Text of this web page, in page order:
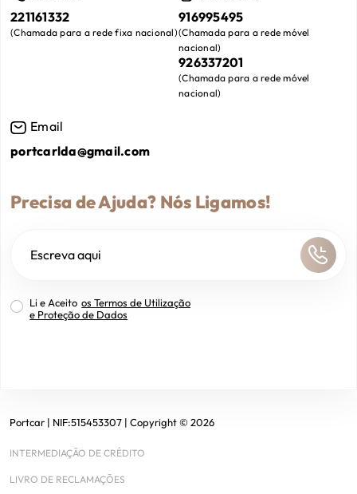
221161332
(Chamada para a rede fixa nacional)
916995495
(Chamada para a rede móvel
nacional)
926337201
(Chamada para a rede móvel
nacional)
Email
portcarlda@gmail.com
Precisa de Ajuda? Nós Ligamos!
Li e Aceito os Termos de Utilização
e Proteção de Dados
Portcar | NIF:515453307 | Copyright © 2026
INTERMEDIAÇÃO DE CRÉDITO
LIVRO DE RECLAMAÇÕES